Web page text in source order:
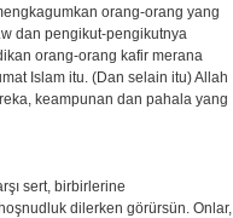
orang-orang yang
dan pengikut-pengikutnya
orang-orang kafir merana
Islam itu. (Dan selain itu) Allah
keampunan dan pahala yang
sert, birbirlerine
dilerken görürsün. Onlar,